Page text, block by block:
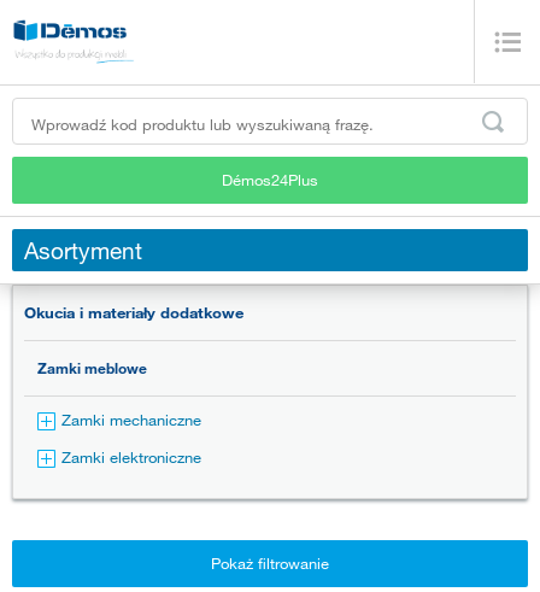
Démos24Plus
Asortyment
Okucia i materiały dodatkowe
Zamki meblowe
Zamki mechaniczne
Zamki elektroniczne
Pokaż filtrowanie